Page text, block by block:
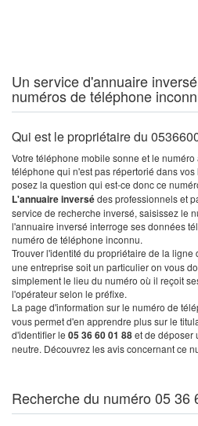
Un service d'annuaire
numéros de téléphone
Qui est le propriétaire du
Votre téléphone mobile sonne et le
téléphone qui n'est pas répertorié dans
posez la question qui est-ce donc ce
L'annuaire inversédes professionnels et
service de recherche inversé, saisissez le
l'annuaire inversé interroge ses données
numéro de téléphone inconnu.
Trouver l'identité du propriétaire de la ligne
une entreprise soit un particulier on vous
simplement le lieu du numéro où il reçoit
l'opérateur selon le préfixe.
La page d'information sur le numéro de
vous permet d'en apprendre plus sur le
d'identifier le 05 36 60 01 88et de déposer
neutre. Découvrez les avis concernant ce
Recherche du numéro 05 36